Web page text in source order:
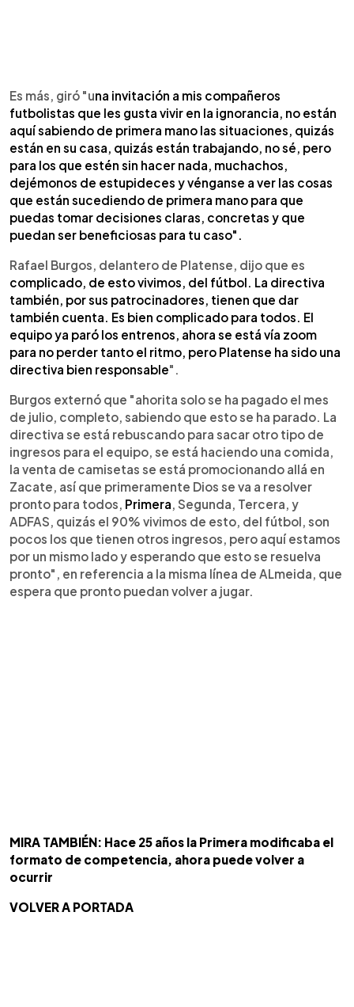
Es más, giró "una invitación a mis compañeros
futbolistas que les gusta vivir en la ignorancia, no están
aquí sabiendo de primera mano las situaciones, quizás
están en su casa, quizás están trabajando, no sé, pero
para los que estén sin hacer nada, muchachos,
dejémonos de estupideces y vénganse a ver las cosas
que están sucediendo de primera mano para que
puedas tomar decisiones claras, concretas y que
puedan ser beneficiosas para tu caso".
Rafael Burgos, delantero de Platense, dijo que es
complicado, de esto vivimos, del fútbol. La directiva
también, por sus patrocinadores, tienen que dar
también cuenta. Es bien complicado para todos. El
equipo ya paró los entrenos, ahora se está vía zoom
para no perder tanto el ritmo, pero Platense ha sido una
directiva bien responsable".
Burgos externó que "ahorita solo se ha pagado el mes
de julio, completo, sabiendo que esto se ha parado. La
directiva se está rebuscando para sacar otro tipo de
ingresos para el equipo, se está haciendo una comida,
la venta de camisetas se está promocionando allá en
Zacate, así que primeramente Dios se va a resolver
pronto para todos, Primera, Segunda, Tercera, y
ADFAS, quizás el 90% vivimos de esto, del fútbol, son
pocos los que tienen otros ingresos, pero aquí estamos
por un mismo lado y esperando que esto se resuelva
pronto", en referencia a la misma línea de ALmeida, que
espera que pronto puedan volver a jugar.
MIRA TAMBIÉN: Hace 25 años la Primera modificaba el
formato de competencia, ahora puede volver a
ocurrir
VOLVER A PORTADA